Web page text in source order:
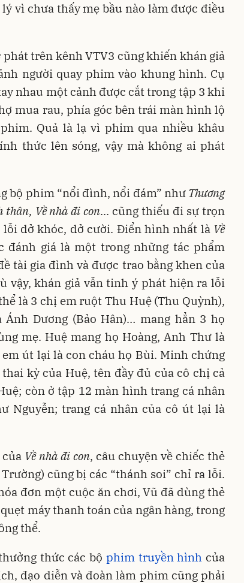
vì chưa thấy mẹ bầu nào làm được điều
phát trên kênh VTV3 cũng khiến khán giả
người quay phim vào khung hình. Cụ
nhau một cảnh được cắt trong tập 3 khi
mua rau, phía góc bên trái màn hình lộ
Quả là lạ vì phim qua nhiều khâu
thức lên sóng, vậy mà không ai phát
bộ phim “nổi đình, nổi đám” như Thương
thân, Về nhà đi con... cũng thiếu đi sự trọn
dở khóc, dở cười. Điển hình nhất là Về
đánh giá là một trong những tác phẩm
tài gia đình và được trao bằng khen của
vậy, khán giả vẫn tinh ý phát hiện ra lỗi
là 3 chị em ruột Thu Huệ (Thu Quỳnh),
Ánh Dương (Bảo Hân)… mang hẳn 3 họ
mẹ. Huệ mang họ Hoàng, Anh Thư là
út lại là con cháu họ Bùi. Minh chứng
kỳ của Huệ, tên đầy đủ của cô chị cả
còn ở tập 12 màn hình trang cá nhân
Nguyễn; trang cá nhân của cô út lại là
Về nhà đi con, câu chuyện về chiếc thẻ
cũng bị các “thánh soi” chỉ ra lỗi.
đơn một cuộc ăn chơi, Vũ đã dùng thẻ
máy thanh toán của ngân hàng, trong
thể.
thức các bộ phim truyền hình của
đạo diễn và đoàn làm phim cũng phải